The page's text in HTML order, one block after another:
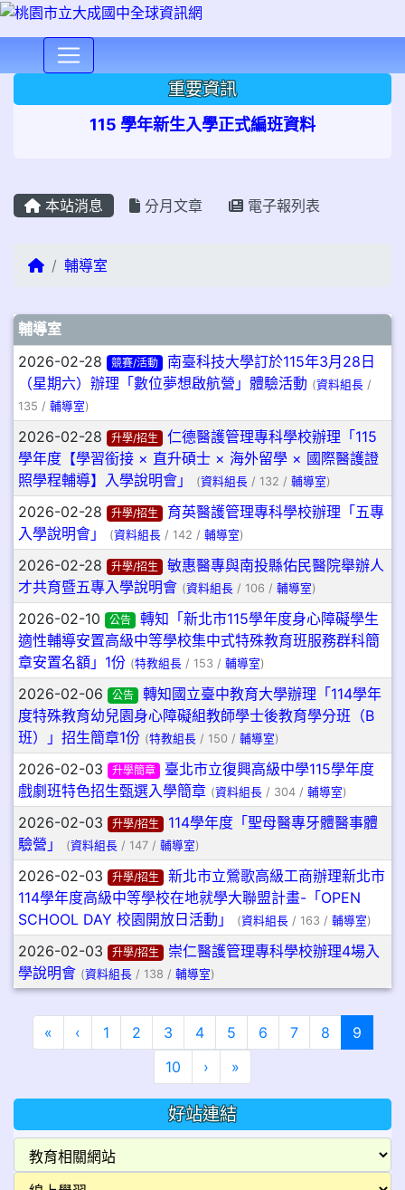
重要資訊
115 學年新生入學正式編班資料
本站消息 分月文章 電子報列表
回首頁輔導室
文章列表
輔導室
2026-02-28 競賽/活動
南臺科技大學訂於115年3月28日
（星期六）辦理「數位夢想啟航營」體驗活動 (資料組長 /
135 / 輔導室)
2026-02-28 升學/招生
仁德醫護管理專科學校辦理「115
學年度【學習銜接 × 直升碩士 × 海外留學 × 國際醫護證
照學程輔導】入學說明會」
(資料組長 / 132 / 輔導室)
2026-02-28 升學/招生
育英醫護管理專科學校辦理「五專
入學說明會」
(資料組長 / 142 / 輔導室)
2026-02-28 升學/招生
敏惠醫專與南投縣佑民醫院舉辦人
才共育暨五專入學說明會 (資料組長 / 106 / 輔導室)
2026-02-10 公告
轉知「新北市115學年度身心障礙學生
適性輔導安置高級中等學校集中式特殊教育班服務群科簡
章安置名額」1份 (特教組長 / 153 / 輔導室)
2026-02-06 公告
轉知國立臺中教育大學辦理「114學年
度特殊教育幼兒園身心障礙組教師學士後教育學分班（B
班）」招生簡章1份 (特教組長 / 150 / 輔導室)
2026-02-03 升學簡章
臺北市立復興高級中學115學年度
戲劇班特色招生甄選入學簡章 (資料組長 / 304 / 輔導室)
2026-02-03 升學/招生
114學年度「聖母醫專牙體醫事體
驗營」
(資料組長 / 147 / 輔導室)
2026-02-03 升學/招生
新北市立鶯歌高級工商辦理新北市
114學年度高級中等學校在地就學大聯盟計畫-「OPEN
SCHOOL DAY 校園開放日活動」
(資料組長 / 163 / 輔導室)
2026-02-03 升學/招生
崇仁醫護管理專科學校辦理4場入
學說明會 (資料組長 / 138 / 輔導室)
« 第一頁
‹上一頁
1 2 3 4 5 6 7 8 9(目前
10
›下一頁
»最後頁
好站連結